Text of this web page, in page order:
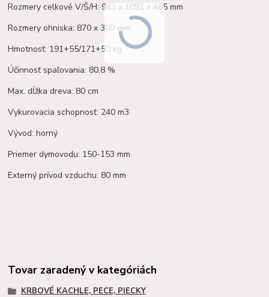
Rozmery celkové V/Š/H: 943 x 1091 x 465 mm
Rozmery ohniska: 870 x 300 mm
Hmotnosť: 191+55/171+50 kg
Účinnosť spaľovania: 80,8 %
Max. dĺžka dreva: 80 cm
Vykurovacia schopnosť: 240 m3
Vývod: horný
Priemer dymovodu: 150-153 mm
Externý prívod vzduchu: 80 mm
Tovar zaradený v kategóriách
KRBOVÉ KACHLE, PECE, PIECKY